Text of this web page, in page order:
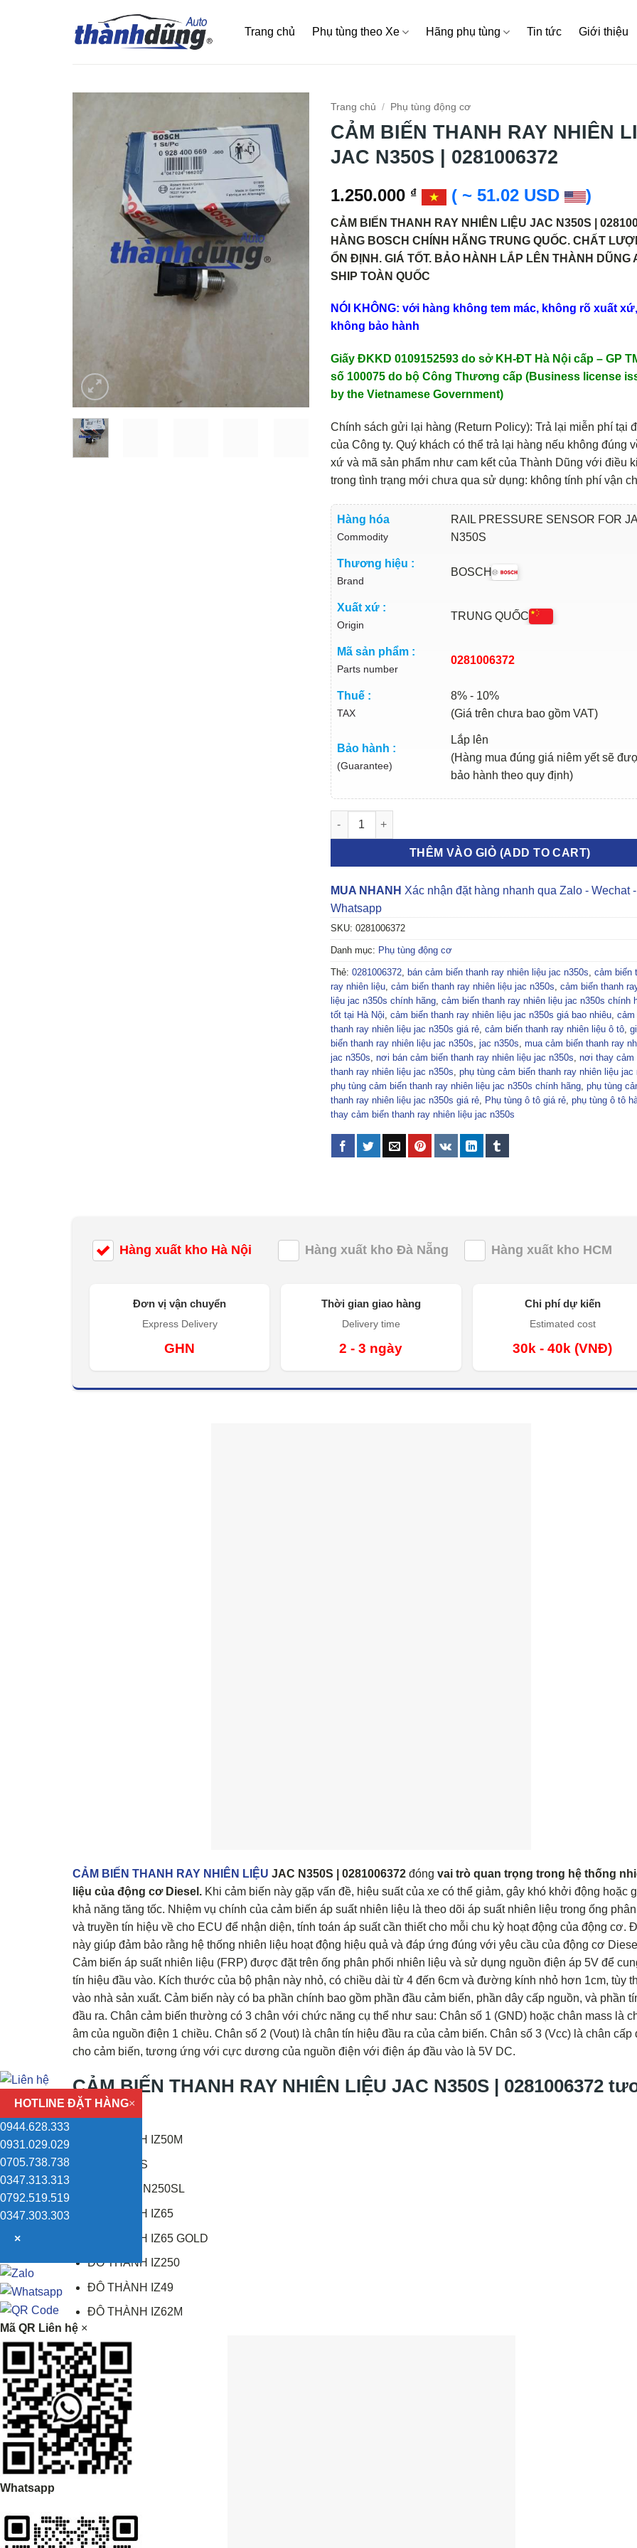
Trang chủ Phụ tùng theo Xe Hãng phụ tùng Tin tức Giới thiệu
Trang chủ / Phụ tùng động cơ
CẢM BIẾN THANH RAY NHIÊN
JAC N350S | 0281006372
1.250.000 ₫ ( ~ 51.02 USD )
CẢM BIẾN THANH RAY NHIÊN LIỆU JAC N350S |
HÀNG BOSCH CHÍNH HÃNG TRUNG QUỐC. CHẤT
ỔN ĐỊNH. GIÁ TỐT. BẢO HÀNH LẮP LÊN THÀNH DŨNG
SHIP TOÀN QUỐC
NÓI KHÔNG: với hàng không tem mác, không rõ xuất xứ,
không bảo hành
Giấy ĐKKD 0109152593 do sở KH-ĐT Hà Nội cấp – GP
số 100075 do bộ Công Thương cấp (Business license
by the Vietnamese Government)
Chính sách gửi lại hàng (Return Policy): Trả lại miễn phí tại
của Công ty. Quý khách có thể trả lại hàng nếu không đúng
xứ và mã sản phẩm như cam kết của Thành Dũng với điều
trong tình trạng mới chưa qua sử dụng: không tính phí vận
Hàng hóa
Commodity
RAIL PRESSURE SENSOR FOR
N350S
Thương hiệu :
Brand
BOSCH
Xuất xứ :
Origin
TRUNG QUỐC
Mã sản phẩm :
Parts number
0281006372
Thuế :
TAX
8% - 10%
(Giá trên chưa bao gồm VAT)
Bảo hành :
(Guarantee)
Lắp lên
(Hàng mua đúng giá niêm yết sẽ
bảo hành theo quy định)
CẢM BIẾN THANH RAY NHIÊN LIỆU JAC N350S | 0281006372
THÊM VÀO GIỎ (ADD TO CART)
MUA NHANH Xác nhận đặt hàng nhanh qua Zalo - Wechat -
Whatsapp
SKU: 0281006372
Danh mục: Phụ tùng động cơ
Thẻ: 0281006372, bán cảm biến thanh ray nhiên liệu jac n350s cảm biến
ray nhiên liệu, cảm biến thanh ray nhiên liệu jac n350s cảm biến thanh
liệu jac n350s chính hãng, cảm biến thanh ray nhiên liệu jac n350s chính
tốt tại Hà Nội cảm biến thanh ray nhiên liệu jac n350s giá bao nhiêu, cảm
thanh ray nhiên liệu jac n350s giá rẻ, cảm biến thanh ray nhiên liệu ô tô,
biến thanh ray nhiên liệu jac n350s jac n350s mua cảm biến thanh ray
jac n350s nơi bán cảm biến thanh ray nhiên liệu jac n350s nơi thay cảm
thanh ray nhiên liệu jac n350s phụ tùng cảm biến thanh ray nhiên liệu jac
phụ tùng cảm biến thanh ray nhiên liệu jac n350s chính hãng, phụ tùng
thanh ray nhiên liệu jac n350s giá rẻ, Phụ tùng ô tô giá rẻ, phụ tùng ô tô
thay cảm biến thanh ray nhiên liệu jac n350s
Hàng xuất kho Hà Nội Hàng xuất kho Đà Nẵng Hàng xuất kho HCM
Đơn vị vận chuyển
Express Delivery
GHN
Thời gian giao hàng
Delivery time
2 - 3 ngày
Chi phí dự kiến
Estimated cost
30k - 40k (VNĐ)
CẢM BIẾN THANH RAY NHIÊN LIỆU JAC N350S | 0281006372 đóng vai trò quan trọng trong hệ thống
liệu của động cơ Diesel. Khi cảm biến này gặp vấn đề, hiệu suất của xe có thể giảm, gây khó khởi động hoặc
khả năng tăng tốc. Nhiệm vụ chính của cảm biến áp suất nhiên liệu là theo dõi áp suất nhiên liệu trong ống
và truyền tín hiệu về cho ECU để nhận diện, tính toán áp suất cần thiết cho mỗi chu kỳ hoạt động của động cơ.
này giúp đảm bảo rằng hệ thống nhiên liệu hoạt động hiệu quả và đáp ứng đúng với yêu cầu của động cơ
Cảm biến áp suất nhiên liệu (FRP) được đặt trên ống phân phối nhiên liệu và sử dụng nguồn điện áp 5V để
tín hiệu đầu vào. Kích thước của bộ phận này nhỏ, có chiều dài từ 4 đến 6cm và đường kính nhỏ hơn 1cm, tùy
vào nhà sản xuất. Cảm biến này có ba phần chính bao gồm phần đầu cảm biến, phần dây cấp nguồn, và phần
đầu ra. Chân cảm biến thường có 3 chân với chức năng cụ thể như sau: Chân số 1 (GND) hoặc chân mass là
âm của nguồn điện 1 chiều. Chân số 2 (Vout) là chân tín hiệu đầu ra của cảm biến. Chân số 3 (Vcc) là chân cấp
cho cảm biến, tương ứng với cực dương của nguồn điện với điện áp đầu vào là 5V DC.
CẢM BIẾN THANH RAY NHIÊN LIỆU JAC N350S | 0281006372
thích:
ĐÔ THÀNH IZ50M
JAC N350S
HYUNDAI N250SL
ĐÔ THÀNH IZ65
ĐÔ THÀNH IZ65 GOLD
ĐÔ THÀNH IZ250
ĐÔ THÀNH IZ49
ĐÔ THÀNH IZ62M
HOTLINE ĐẶT HÀNG×
0944.628.333
0931.029.029
0705.738.738
0347.313.313
0792.519.519
0347.303.303
×
Mã QR Liên hệ ×
Whatsapp